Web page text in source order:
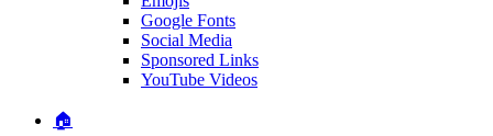
Google Fonts
Social Media
Sponsored Links
YouTube Videos
🏠